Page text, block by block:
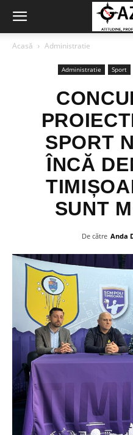
Acasă Administratie
Administratie Sport
SPORT
ÎNCĂ
SUNT
De către Anda